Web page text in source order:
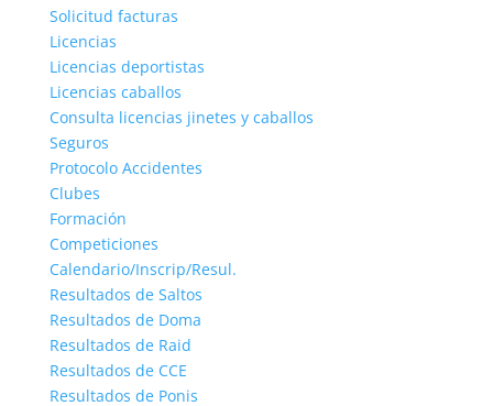
Solicitud facturas
Licencias
Licencias deportistas
Licencias caballos
Consulta licencias jinetes y caballos
Seguros
Protocolo Accidentes
Clubes
Formación
Competiciones
Calendario/Inscrip/Resul.
Resultados de Saltos
Resultados de Doma
Resultados de Raid
Resultados de CCE
Resultados de Ponis